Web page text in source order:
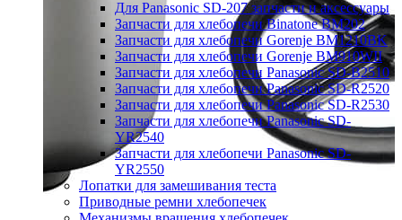
Для Panasonic SD-207 запчасти и аксессуары
Запчасти для хлебопечи Binatone BM202
Запчасти для хлебопечи Gorenje BM1210BK
Запчасти для хлебопечи Gorenje BM910WII
Запчасти для хлебопечи Panasonic SD-B2510
Запчасти для хлебопечи Panasonic SD-R2520
Запчасти для хлебопечи Panasonic SD-R2530
Запчасти для хлебопечи Panasonic SD-
YR2540
Запчасти для хлебопечи Panasonic SD-
YR2550
Лопатки для замешивания теста
Приводные ремни хлебопечек